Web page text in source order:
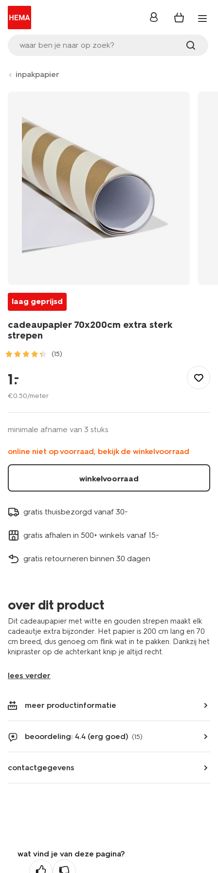
waar ben je naar op zoek?
inloggen
inpakpapier
laag geprijsd
cadeaupapier 70x200cm extra sterk
strepen
(15)
cadeau/inpakken/inpakpapier/cadeaupapier-
70x200cm-
extra-
strepen-
1.
–
€0.50/meter
minimale afname van 3 stuks
online niet op voorraad, bekijk de winkelvoorraad
winkelvoorraad
gratis thuisbezorgd vanaf 30.-
gratis afhalen in 500+ winkels vanaf 15.-
gratis retourneren binnen 30 dagen
over dit product
Dit cadeaupapier met witte en gouden strepen maakt elk
cadeautje extra bijzonder. Het papier is 200 cm lang en 70
cm breed, dus genoeg om flink wat in te pakken. Dankzij het
knipraster op de achterkant knip je altijd recht.
lees verder
meer productinformatie
beoordeling: 4.4 (erg goed) (15)
contactgegevens
wat vind je van deze pagina?